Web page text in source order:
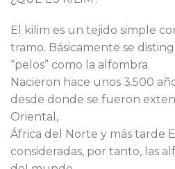
El kilim es un tejido simple
tramo. Básicamente se
“pelos” como la alfombra.
Nacieron hace unos 3.500
desde donde se fueron
Oriental,
África del Norte y más tarde
consideradas, por tanto, las